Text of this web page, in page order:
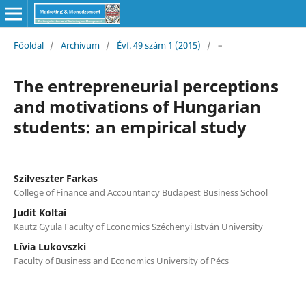
Főoldal / Archívum / Évf. 49 szám 1 (2015) / –
The entrepreneurial perceptions
and motivations of Hungarian
students: an empirical study
Szilveszter Farkas
College of Finance and Accountancy Budapest Business School
Judit Koltai
Kautz Gyula Faculty of Economics Széchenyi István University
Lívia Lukovszki
Faculty of Business and Economics University of Pécs